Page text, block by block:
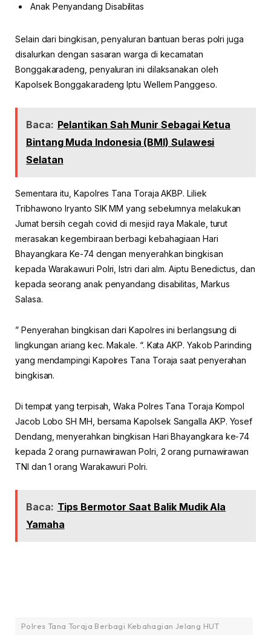
Anak Penyandang Disabilitas
Selain dari bingkisan, penyaluran bantuan beras polri juga
disalurkan dengan sasaran warga di kecamatan
Bonggakaradeng, penyaluran ini dilaksanakan oleh
Kapolsek Bonggakaradeng Iptu Wellem Panggeso.
Baca: Pelantikan Sah Munir Sebagai Ketua
Bintang Muda Indonesia (BMI) Sulawesi
Selatan
Sementara itu, Kapolres Tana Toraja AKBP. Liliek
Tribhawono Iryanto SIK MM yang sebelumnya melakukan
Jumat bersih cegah covid di mesjid raya Makale, turut
merasakan kegembiraan berbagi kebahagiaan Hari
Bhayangkara Ke-74 dengan menyerahkan bingkisan
kepada Warakawuri Polri, Istri dari alm. Aiptu Benedictus, dan
kepada seorang anak penyandang disabilitas, Markus
Salasa.
” Penyerahan bingkisan dari Kapolres ini berlangsung di
lingkungan ariang kec. Makale. “. Kata AKP. Yakob Parinding
yang mendampingi Kapolres Tana Toraja saat penyerahan
bingkisan.
Di tempat yang terpisah, Waka Polres Tana Toraja Kompol
Jacob Lobo SH MH, bersama Kapolsek Sangalla AKP. Yosef
Dendang, menyerahkan bingkisan Hari Bhayangkara ke-74
kepada 2 orang purnawirawan Polri, 2 orang purnawirawan
TNI dan 1 orang Warakawuri Polri.
Baca: Tips Bermotor Saat Balik Mudik Ala
Yamaha
Polres Tana Toraja Berbagi Kebahagian Jelang HUT